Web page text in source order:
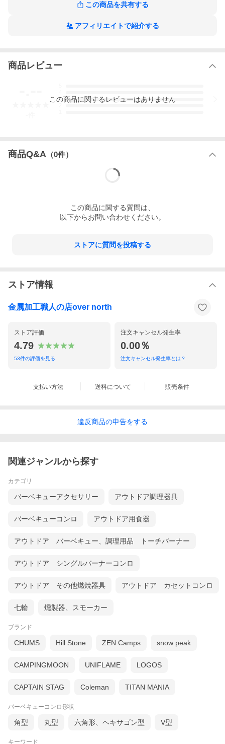
でお気をつけ下さい
この商品を共有する
アフィリエイトで紹介する
商品レビュー
3
この商品に関するレビューはありません
商品Q&A （0件）
この商品に関する質問は、
以下からお問い合わせください。
ストアに質問を投稿する
ストア情報
金属加工職人の店over north
ストア評価
4.79
53件の評価を見る
注文キャンセル発生率
0.00％
注文キャンセル発生率とは？
支払い方法 送料について 販売条件
違反商品の申告をする
関連ジャンルから探す
カテゴリ
バーベキューアクセサリー アウトドア調理器具
バーベキューコンロ アウトドア用食器
アウトドア バーベキュー、調理用品 トーチバーナー
アウトドア シングルバーナーコンロ
アウトドア その他燃焼器具 アウトドア カセットコンロ
七輪 燻製器、スモーカー
ブランド
CHUMS Hill Stone ZEN Camps snow peak
CAMPINGMOON UNIFLAME LOGOS
CAPTAIN STAG Coleman TITAN MANIA
バーベキューコンロ形状
角型 丸型 六角形、ヘキサゴン型 V型
キーワード